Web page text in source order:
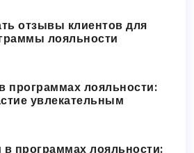
отзывы клиентов для
лояльности
программах лояльности:
увлекательным
программах лояльности: